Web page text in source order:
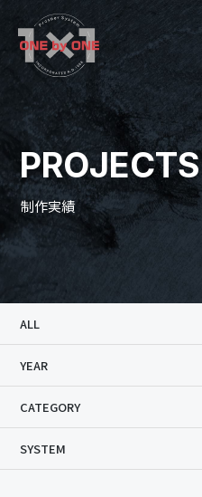
PROJECTS
制作実績
ALL
YEAR
CATEGORY
SYSTEM